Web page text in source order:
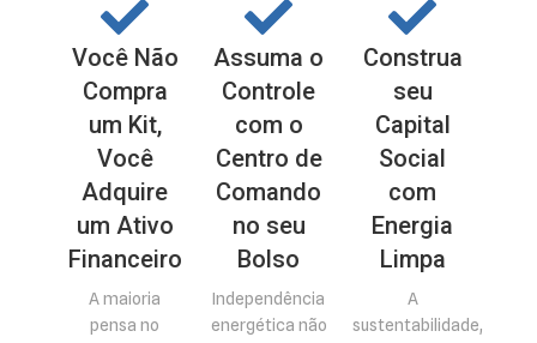
Você Não
Compra
um Kit,
Você
Adquire
um Ativo
Financeiro
A maioria
pensa no
Assuma o
Controle
com o
Centro de
Comando
no seu
Bolso
Independência
energética não
Construa
seu
Capital
Social
com
Energia
Limpa
A
sustentabilidade,